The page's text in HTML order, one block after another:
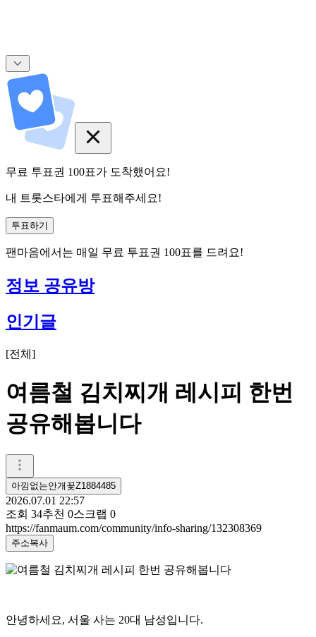
무료 투표권 100표가 도착했어요!
내 트롯스타에게 투표해주세요!
투표하기
팬마음에서는 매일 무료 투표권 100표를 드려요!
정보 공유방
인기글
[전체 ]
여름철 김치찌개 레시피 한번
공유해봅니다
아낌없는안개꽃Z1884485
2026.07.01 22:57
조회 34추천 0스크랩 0
https://fanmaum.com/community/info-sharing/132308369
주소복사
안녕하세요, 서울 사는 20대 남성입니다.